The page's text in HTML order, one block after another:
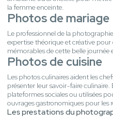
la femme enceinte.
Photos de mariage
Le professionnel de la
expertise théorique et créative
mémorables de cette belle journée
Photos de cuisine
Les photos culinaires aident les
présenter leur savoir-faire culinaire.
plateformes sociales ou utilisées
ouvrages gastronomiques pour les
Les prestations du